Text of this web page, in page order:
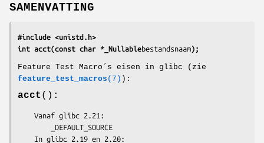
SAMENVATTING
#include <unistd.h>
int acct(const char *_Nullablebestandsnaam);
Feature Test Macro´s eisen in glibc (zie
feature_test_macros (7) ):
acct ():